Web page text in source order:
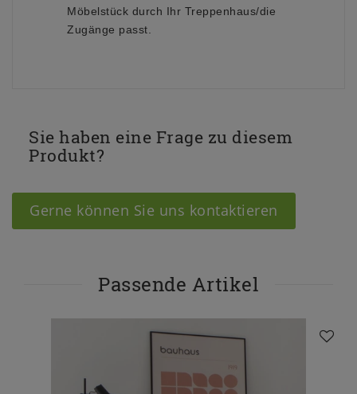
Möbelstück durch Ihr Treppenhaus/die
Zugänge passt.
Sie haben eine Frage zu diesem
Produkt?
Gerne können Sie uns kontaktieren
Passende Artikel